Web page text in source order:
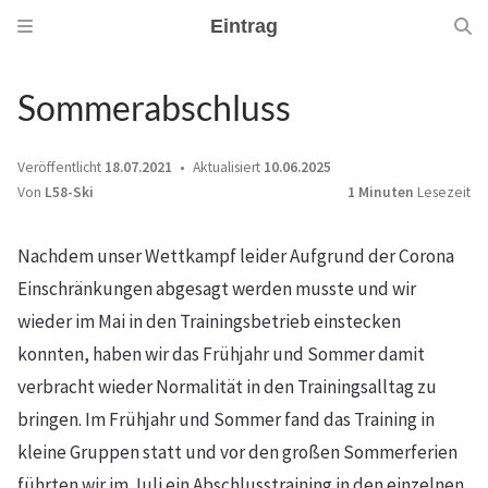
Eintrag
Sommerabschluss
Veröffentlicht 18.07.2021 Aktualisiert 10.06.2025
Von L58-Ski 1 Minuten Lesezeit
Nachdem unser Wettkampf leider Aufgrund der Corona
Einschränkungen abgesagt werden musste und wir
wieder im Mai in den Trainingsbetrieb einstecken
konnten, haben wir das Frühjahr und Sommer damit
verbracht wieder Normalität in den Trainingsalltag zu
bringen. Im Frühjahr und Sommer fand das Training in
kleine Gruppen statt und vor den großen Sommerferien